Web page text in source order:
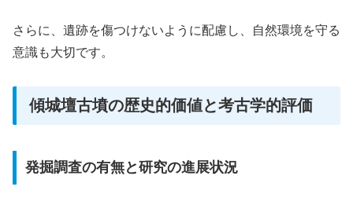
さらに、遺跡を傷つけないように配慮し、自然環境を守る
意識も大切です。
傾城壇古墳の歴史的価値と考古学的評価
発掘調査の有無と研究の進展状況